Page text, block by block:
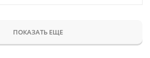
ПОКАЗАТЬ ЕЩЕ